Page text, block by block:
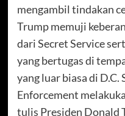
mengambil tindakan
Trump memuji
dari Secret Service
yang bertugas di
yang luar biasa di D.C.
Enforcement
tulis Presiden Donald